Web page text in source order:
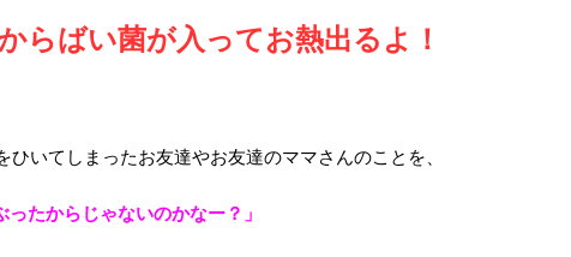
らばい菌が入ってお熱出るよ！
いてしまったお友達やお友達のママさんのことを、
たからじゃないのかなー？」